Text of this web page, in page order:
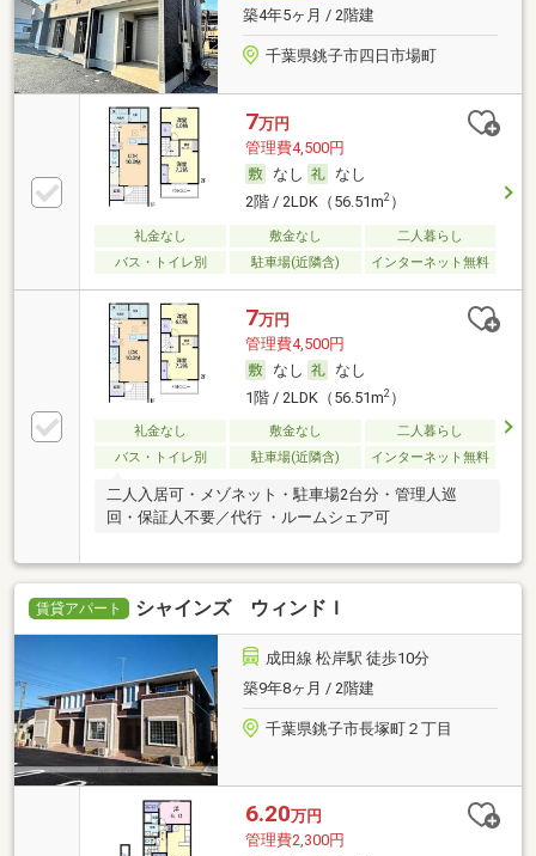
築4年5ヶ月 / 2階建
千葉県銚子市四日市場町
7万円
管理費4,500円
なし
なし
2階 / 2LDK（56.51m2）
礼金なし 敷金なし
二人暮らし
バス・トイレ別
駐車場(近隣含) インターネット無料
7万円
管理費4,500円
なし
なし
1階 / 2LDK（56.51m2）
礼金なし 敷金なし
二人暮らし
バス・トイレ別
駐車場(近隣含) インターネット無料
二人入居可・メゾネット・駐車場2台分・管理人巡
回・保証人不要／代行 ・ルームシェア可
賃貸アパート シャインズ ウィンドＩ
成田線 松岸駅 徒歩10分
築9年8ヶ月 / 2階建
千葉県銚子市長塚町２丁目
6.20万円
管理費2,300円